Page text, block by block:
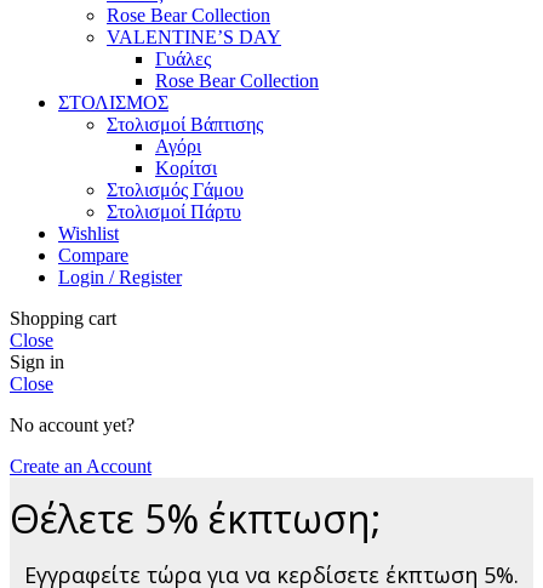
Rose Bear Collection
VALENTINE’S DAY
Γυάλες
Rose Bear Collection
ΣΤΟΛΙΣΜΟΣ
Στολισμοί Βάπτισης
Αγόρι
Κορίτσι
Στολισμός Γάμου
Στολισμοί Πάρτυ
Wishlist
Compare
Login / Register
Shopping cart
Close
Sign in
Close
No account yet?
Create an Account
Θέλετε 5% έκπτωση;
Εγγραφείτε τώρα για να κερδίσετε έκπτωση 5%.